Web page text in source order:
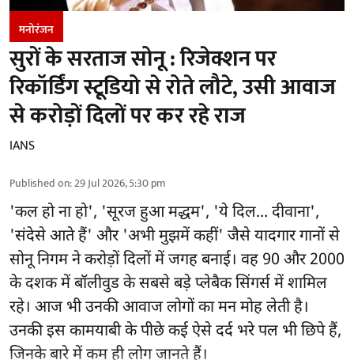
मनोरंजन
सुरों के सरताज सोनू : रिजेक्शन पर
रिकॉर्डिंग स्टूडियो से रोते लौटे, उसी आवाज
से करोड़ों दिलों पर कर रहे राज
IANS
Published on:29 Jul 2026, 5:30 pm
'कल हो ना हो', 'सूरज हुआ मद्धम', 'ये दिल... दीवाना',
'संदेसे आते हैं' और 'अभी मुझमें कहीं' जैसे यादगार गानों से
सोनू निगम ने करोड़ों दिलों में जगह बनाई। वह 90 और 2000
के दशक में बॉलीवुड के सबसे बड़े प्लेबैक सिंगर्स में शामिल
रहे। आज भी उनकी आवाज लोगों का मन मोह लेती है।
उनकी इस कामयाबी के पीछे कई ऐसे दर्द भरे पल भी छिपे हैं,
जिनके बारे में कम ही लोग जानते हैं।